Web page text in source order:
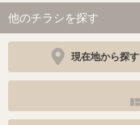
他のチラシを探す
現在地から探す